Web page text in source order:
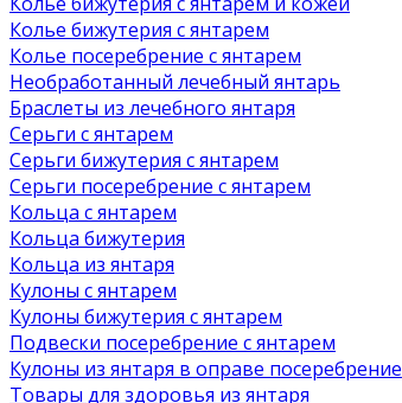
Колье бижутерия с янтарем
Колье посеребрение с янтарем
Необработанный лечебный янтарь
Браслеты из лечебного янтаря
Серьги с янтарем
Серьги бижутерия с янтарем
Серьги посеребрение с янтарем
Кольца с янтарем
Кольца бижутерия
Кольца из янтаря
Кулоны с янтарем
Кулоны бижутерия с янтарем
Подвески посеребрение с янтарем
Кулоны из янтаря в оправе посеребрение
Товары для здоровья из янтаря